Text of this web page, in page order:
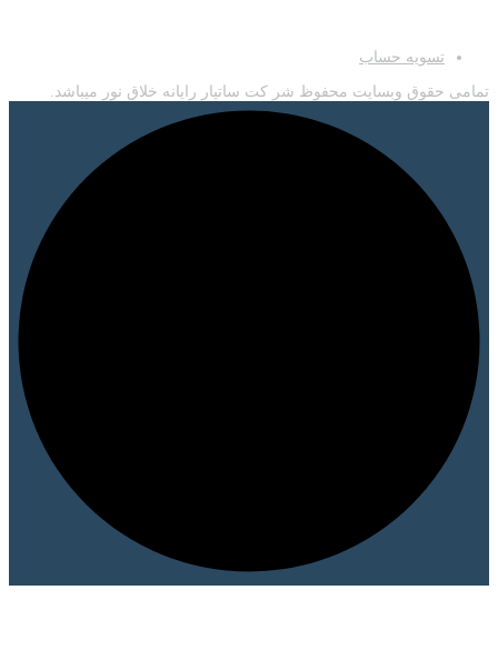
تسویه حساب
تمامی حقوق وبسایت محفوظ شر کت ساتیار رایانه خلاق نور میباشد.